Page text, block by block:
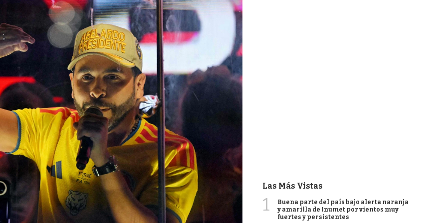
Las Más Vistas
1
Buena parte del país bajo alerta naranja
y amarilla de Inumet por vientos muy
fuertes y persistentes